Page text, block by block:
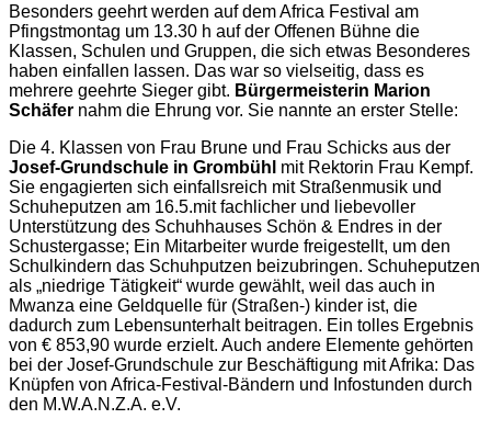
Besonders geehrt werden auf dem Africa Festival am
Pfingstmontag um 13.30 h auf der Offenen Bühne die
Klassen, Schulen und Gruppen, die sich etwas Besonderes
haben einfallen lassen. Das war so vielseitig, dass es
mehrere geehrte Sieger gibt. Bürgermeisterin Marion
Schäfer nahm die Ehrung vor. Sie nannte an erster Stelle:
Die 4. Klassen von Frau Brune und Frau Schicks aus der
Josef-Grundschule in Grombühl mit Rektorin Frau Kempf.
Sie engagierten sich einfallsreich mit Straßenmusik und
Schuheputzen am 16.5.mit fachlicher und liebevoller
Unterstützung des Schuhhauses Schön & Endres in der
Schustergasse; Ein Mitarbeiter wurde freigestellt, um den
Schulkindern das Schuhputzen beizubringen. Schuheputzen
als „niedrige Tätigkeit“ wurde gewählt, weil das auch in
Mwanza eine Geldquelle für (Straßen-) kinder ist, die
dadurch zum Lebensunterhalt beitragen. Ein tolles Ergebnis
von € 853,90 wurde erzielt. Auch andere Elemente gehörten
bei der Josef-Grundschule zur Beschäftigung mit Afrika: Das
Knüpfen von Africa-Festival-Bändern und Infostunden durch
den M.W.A.N.Z.A. e.V.